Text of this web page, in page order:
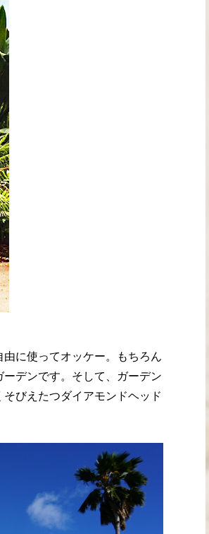
に使ってオッケー。もちろん
デンです。そして、ガーデン
びえたつダイアモンドヘッド